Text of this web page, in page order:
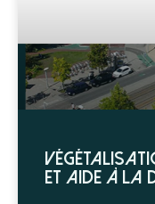
et aide à la